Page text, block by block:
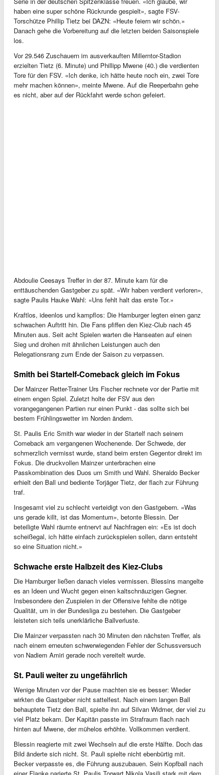
haben eine super schöne Rückrunde gespielt», sagte FSV-
Torschütze Phillip Tietz bei DAZN: «Heute feiern wir schön.»
Danach gehe die Vorbereitung auf die letzten beiden Saisonspiele
los.
Vor 29.546 Zuschauern im ausverkauften Millerntor-Stadion
erzielten Tietz (6. Minute) und Phillipp Mwene (40.) die verdienten
Tore für den FSV. «Ich denke, ich hätte heute noch ein, zwei Tore
mehr machen können», meinte Mwene. Auf die Reeperbahn gehe
es nicht, aber auf der Rückfahrt werde schon gefeiert.
Abdoulie Ceesays Treffer in der 87. Minute kam für die
enttäuschenden Gastgeber zu spät. «Wir haben verdient verloren»,
sagte Paulis Hauke Wahl: «Uns fehlt halt das erste Tor.»
Kraftlos, ideenlos und kampflos: Die Hamburger legten einen ganz
schwachen Auftritt hin. Die Fans pfiffen den Kiez-Club nach 45
Minuten aus. Seit acht Spielen warten die Hanseaten auf einen
Sieg und drohen mit ähnlichen Leistungen auch den
Relegationsrang zum Ende der Saison zu verpassen.
Smith bei Startelf-Comeback gleich im Fokus
Der Mainzer Retter-Trainer Urs Fischer rechnete vor der Partie mit
einem engen Spiel. Zuletzt holte der FSV aus den
vorangegangenen Partien nur einen Punkt - das sollte sich bei
bestem Frühlingswetter im Norden ändern.
St. Paulis Eric Smith war wieder in der Startelf nach seinem
Comeback am vergangenen Wochenende. Der Schwede, der
schmerzlich vermisst wurde, stand beim ersten Gegentor direkt im
Fokus. Die druckvollen Mainzer unterbrachen eine
Passkombination des Duos um Smith und Wahl. Sheraldo Becker
erhielt den Ball und bediente Torjäger Tietz, der flach zur Führung
traf.
Insgesamt viel zu schlecht verteidigt von den Gastgebern. «Was
uns gerade killt, ist das Momentum», betonte Blessin. Der
beteiligte Wahl räumte entnervt auf Nachfragen ein: «Es ist doch
scheißegal, ich hätte einfach zurückspielen sollen, dann entsteht
so eine Situation nicht.»
Schwache erste Halbzeit des Kiez-Clubs
Die Hamburger ließen danach vieles vermissen. Blessins mangelte
es an Ideen und Wucht gegen einen kaltschnäuzigen Gegner.
Insbesondere den Zuspielen in der Offensive fehlte die nötige
Qualität, um in der Bundesliga zu bestehen. Die Gastgeber
leisteten sich teils unerklärliche Ballverluste.
Die Mainzer verpassten nach 30 Minuten den nächsten Treffer, als
nach einem erneuten schwerwiegenden Fehler der Schussversuch
von Nadiem Amiri gerade noch vereitelt wurde.
St. Pauli weiter zu ungefährlich
Wenige Minuten vor der Pause machten sie es besser: Wieder
wirkten die Gastgeber nicht sattelfest. Nach einem langen Ball
behauptete Tietz den Ball, spielte ihn auf Silvan Widmer, der viel zu
viel Platz bekam. Der Kapitän passte im Strafraum flach nach
hinten auf Mwene, der mühelos erhöhte. Vollkommen verdient.
Blessin reagierte mit zwei Wechseln auf die erste Hälfte. Doch das
Bild änderte sich nicht. St. Pauli spielte nicht ebenbürtig mit.
Becker verpasste es, die Führung auszubauen. Sein Kopfball nach